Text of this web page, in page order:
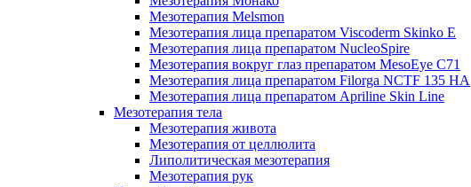
Мезотерапия Melsmon
Мезотерапия лица препаратом Viscoderm Skinko E
Мезотерапия лица препаратом NucleoSpire
Мезотерапия вокруг глаз препаратом MesoEye С71
Мезотерапия лица препаратом Filorga NCTF 135 HA
Мезотерапия лица препаратом Apriline Skin Line
Мезотерапия тела
Мезотерапия живота
Мезотерапия от целлюлита
Липолитическая мезотерапия
Мезотерапия рук